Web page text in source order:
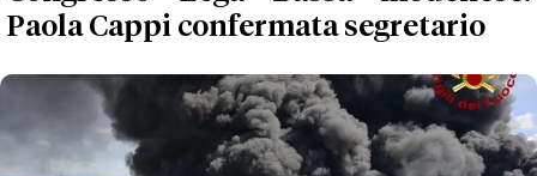
Paola Cappi confermata segretario